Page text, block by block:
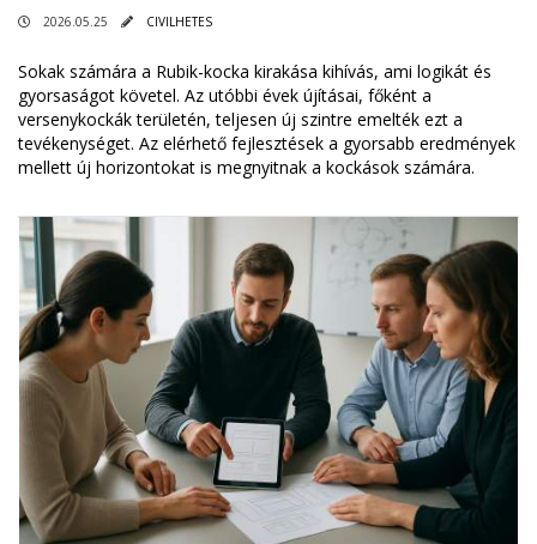
2026.05.25 CIVILHETES
Sokak számára a Rubik-kocka kirakása kihívás, ami logikát és
gyorsaságot követel. Az utóbbi évek újításai, főként a
versenykockák területén, teljesen új szintre emelték ezt a
tevékenységet. Az elérhető fejlesztések a gyorsabb eredmények
mellett új horizontokat is megnyitnak a kockások számára.